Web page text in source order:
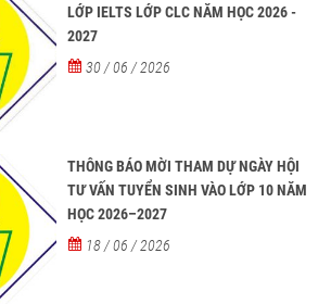
LỚP IELTS LỚP CLC NĂM HỌC 2026 -
2027
30 / 06 / 2026
THÔNG BÁO MỜI THAM DỰ NGÀY HỘI
TƯ VẤN TUYỂN SINH VÀO LỚP 10 NĂM
HỌC 2026–2027
18 / 06 / 2026